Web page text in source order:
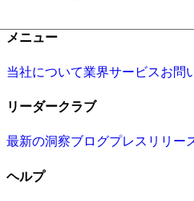
メニュー
当社について業界サービスお問
リーダークラブ
最新の洞察ブログプレスリリー
ヘルプ